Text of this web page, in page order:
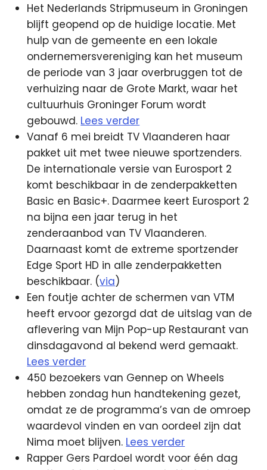
Het Nederlands Stripmuseum in Groningen
blijft geopend op de huidige locatie. Met
hulp van de gemeente en een lokale
ondernemersvereniging kan het museum
de periode van 3 jaar overbruggen tot de
verhuizing naar de Grote Markt, waar het
cultuurhuis Groninger Forum wordt
gebouwd. Lees verder
Vanaf 6 mei breidt TV Vlaanderen haar
pakket uit met twee nieuwe sportzenders.
De internationale versie van Eurosport 2
komt beschikbaar in de zenderpakketten
Basic en Basic+. Daarmee keert Eurosport 2
na bijna een jaar terug in het
zenderaanbod van TV Vlaanderen.
Daarnaast komt de extreme sportzender
Edge Sport HD in alle zenderpakketten
beschikbaar. (via)
Een foutje achter de schermen van VTM
heeft ervoor gezorgd dat de uitslag van de
aflevering van Mijn Pop-up Restaurant van
dinsdagavond al bekend werd gemaakt.
Lees verder
450 bezoekers van Gennep on Wheels
hebben zondag hun handtekening gezet,
omdat ze de programma’s van de omroep
waardevol vinden en van oordeel zijn dat
Nima moet blijven. Lees verder
Rapper Gers Pardoel wordt voor één dag